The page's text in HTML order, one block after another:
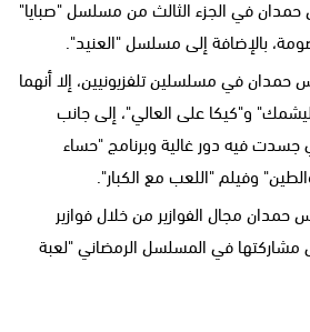
ميس حمدان في الجزء الثالث من مسلسل "صبايا"
بالإضافة إلى مسلسل "العنيد".
ميس حمدان في مسلسلين تلفزيونيين، إلا أنهما
و"كيكا على العالي"، إلى جانب
فيه دور غالية وبرنامج "حساء
وفيلم "اللعب مع الكبار".
دخلت ميس حمدان مجال الفوازير من خلال فوازير
مشاركتها في المسلسل الرمضاني "لعبة